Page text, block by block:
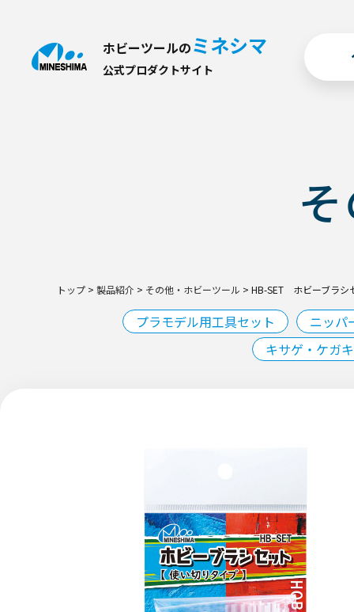
ホビーツールのミネシマ
公式プロダク トサイ ト
トップ > 製品紹介 > その他・ホビーツール > HB-SET ホビーブラシ
プラモデル用工具セット
ニッパ
キサゲ・ケガ